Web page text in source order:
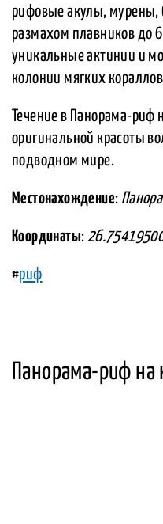
рифовые акулы, мурены,
размахом плавников до
уникальные актинии и
колонии мягких
Течение в Панорама-риф
оригинальной красоты
подводном мире.
Местонахождение:
Координаты:
#риф
Панорама-риф на